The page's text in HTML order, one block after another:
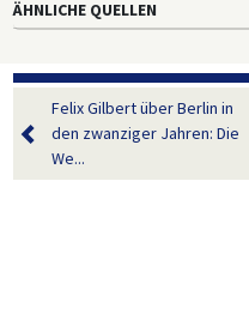
ÄHNLICHE QUELLEN
Felix Gilbert über Berlin in
den zwanziger Jahren: Die
We...